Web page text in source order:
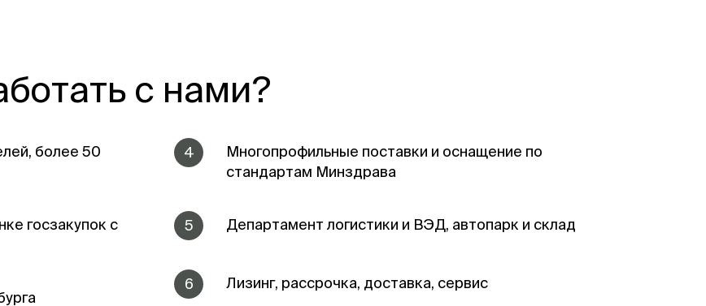
с нами?
более 50
госзакупок с
4
Многопрофильные поставки и оснащение по
стандартам Минздрава
5 Департамент логистики и ВЭД, автопарк и склад
6 Лизинг, рассрочка, доставка, сервис